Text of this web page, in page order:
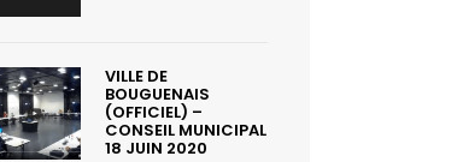
VILLE DE
BOUGUENAIS
(OFFICIEL) –
CONSEIL MUNICIPAL
18 JUIN 2020